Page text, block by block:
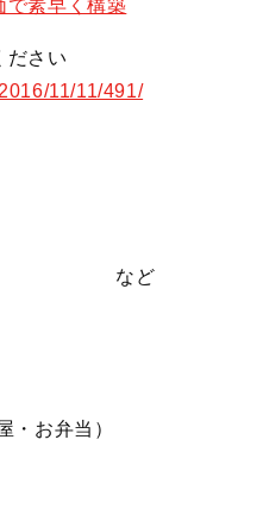
で素早く構築
ださい
11/11/491/
問合せ など
・ATM)
酒屋・お弁当）